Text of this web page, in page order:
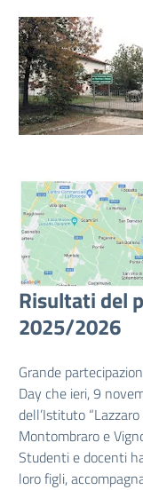
Risultati del
2025/2026
Grande
Day che ieri, 9
dell’Istituto
Montombraro e
Studenti e docenti
loro figli,